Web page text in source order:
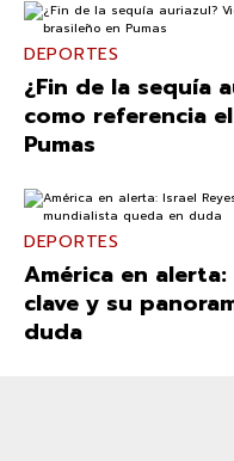
DEPORTES
¿Fin de la sequía
como referencia
Pumas
DEPORTES
América en
clave y su
duda